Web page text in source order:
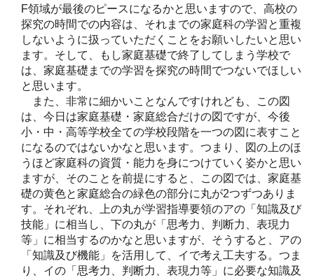
F領域が最後のピースになるかと思いますので、高校の
探究の時間での内容は、それまでの家庭科の学習と重複
しないように扱っていただくことをお願いしたいと思い
ます。そして、もし家庭基礎で終了してしまう学校で
は、家庭基礎までの学習を探究の時間でつないでほしい
と思います。
また、非常に細かいことなんですけれども、この図
は、今日は家庭基礎・家庭総合だけの図ですが、今後
小・中・高等学校全ての学校段階を一つの図に表すこと
になるのではないかなと思います。つまり、図の上のほ
うほど家庭科の資質・能力を身につけていく姿かと思い
ますが、そのことを前提にすると、この図では、家庭基
礎の黄色と家庭総合の緑色の部分に丸が2つずつありま
す。それぞれ、上の丸が学習指導要領のアの「知識及び
技能」に相当し、下の丸が「思考力、判断力、表現力
等」に相当するのかなと思いますが、そうすると、アの
「知識及び機能」を活用して、イで考え工夫する。つま
り、イの「思考力、判断力、表現力等」に必要な知識及